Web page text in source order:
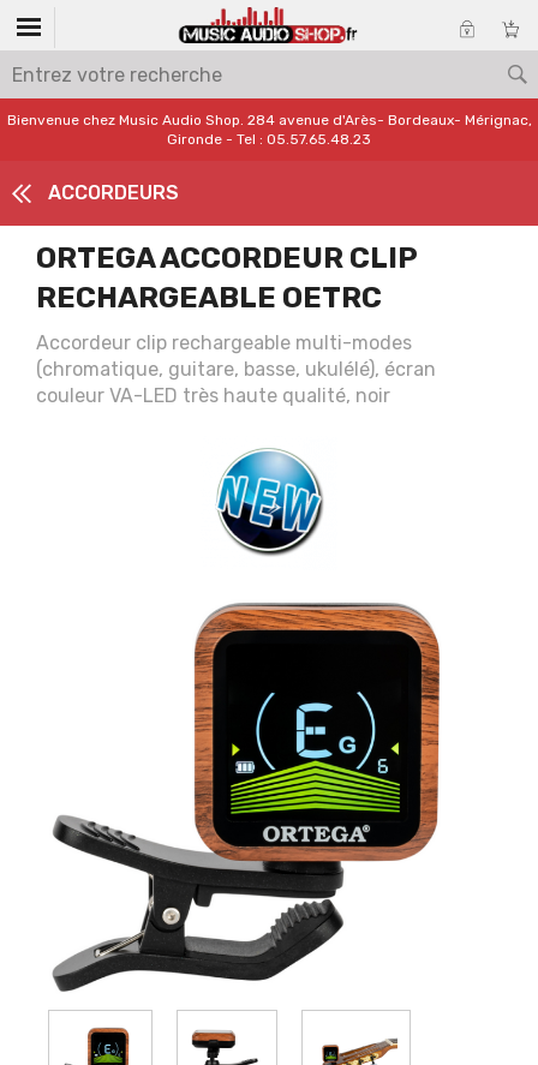
Bienvenue chez Music Audio Shop. 284 avenue d'Arès- Bordeaux- Mérignac,
Gironde - Tel : 05.57.65.48.23
ACCORDEURS
ORTEGA ACCORDEUR CLIP
RECHARGEABLE OETRC
Accordeur clip rechargeable multi-modes
(chromatique, guitare, basse, ukulélé), écran
couleur VA-LED très haute qualité, noir